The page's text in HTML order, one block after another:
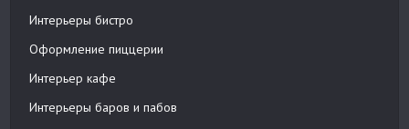
Интерьеры бистро
Оформление пиццерии
Интерьер кафе
Интерьеры баров и пабов